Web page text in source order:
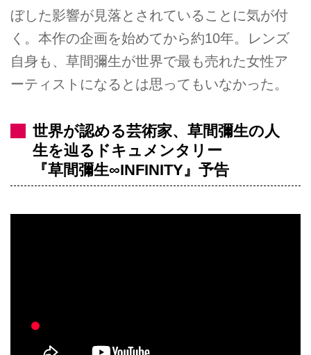
ぼした影響が見落とされていることに気が付
く。本作の企画を始めてから約10年。レンズ
自身も、草間彌生が世界で最も売れた女性ア
ーティストになるとは思ってもいなかった。
世界が認める芸術家、草間彌生の人
生を辿るドキュメンタリー
『草間彌生∞INFINITY』予告